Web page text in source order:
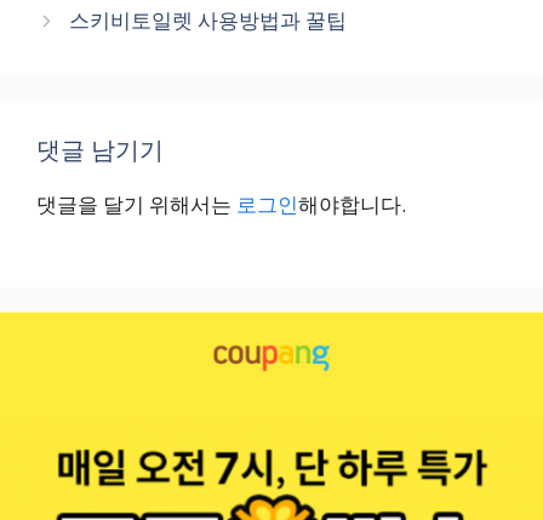
스키비토일렛 사용방법과 꿀팁
댓글 남기기
댓글을 달기 위해서는 로그인해야합니다.